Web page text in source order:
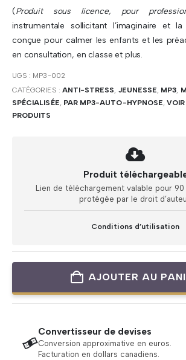
(Produit sous licence, pour
instrumentale sollicitant l’imaginaire et
conçue pour calmer les enfants et les
en consultation, en classe et plus.
UGS : MP3-002
CATÉGORIES : ANTI-STRESS, JEUNESSE, MP3,
SPÉCIALISÉE, PAR MP3-AUTO-HYPNOSE,
PRODUITS
Produit
Lien de téléchargement valable pour
protégée par le droit
Conditions d’utilisation
AJOUTER AU
Convertisseur de devises
Conversion approximative en euros.
Facturation en dollars canadiens.